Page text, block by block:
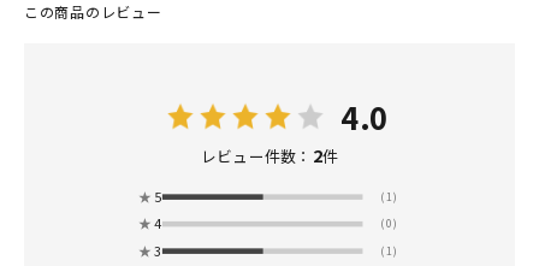
この商品のレビュー
4.0
レビュー件数： 2件
★ 5 (1)
★ 4 (0)
★ 3 (1)